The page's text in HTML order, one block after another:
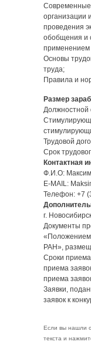
Современные
организации
проведения
обобщения и
применением
Основы
труда;
Правила и
Размер
Должностной
Трудовой
Срок
Контактная
Ф.И.О:
E-MAIL:
Телефон: +7
г.
Документы
РАН»,
Сроки приема
приема
приема
Заявки,
заявок к
Если вы нашли
текста и